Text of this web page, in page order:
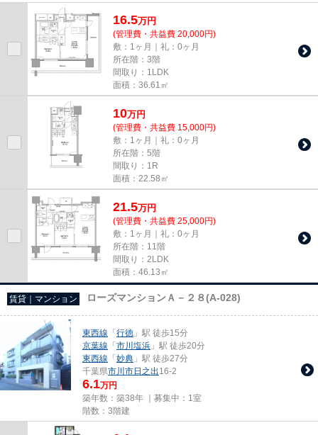
16.5万円
(管理費・共益費 20,000円)
敷：1ヶ月｜礼：0ヶ月
所在階：3階
間取り：1LDK
面積：36.61㎡
10万円
(管理費・共益費 15,000円)
敷：1ヶ月｜礼：0ヶ月
所在階：5階
間取り：1R
面積：22.58㎡
21.5万円
(管理費・共益費 25,000円)
敷：1ヶ月｜礼：0ヶ月
所在階：11階
間取り：2LDK
面積：46.13㎡
賃貸｜マンション ローズマンションＡ－２８(A-028)
東西線 「行徳 」駅 徒歩15分
京葉線 「市川塩浜 」駅 徒歩20分
東西線 「妙典 」駅 徒歩27分
千葉県市川市日之出16-2
6.1万円
築年数：築38年 ｜募集中： 1室
階数：3階建